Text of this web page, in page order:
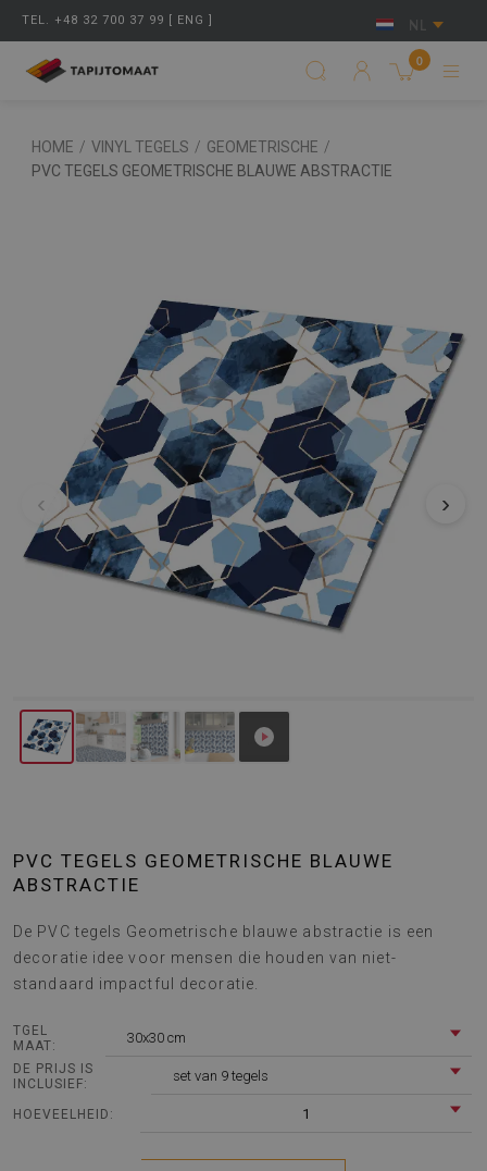
TEL. +48 32 700 37 99 [ ENG ] NL
0
HOME / VINYL TEGELS / GEOMETRISCHE /
PVC TEGELS GEOMETRISCHE BLAUWE ABSTRACTIE
‹ ›
PVC TEGELS GEOMETRISCHE BLAUWE
ABSTRACTIE
De PVC tegels Geometrische blauwe abstractie is een
decoratie idee voor mensen die houden van niet-
standaard impactful decoratie.
TGEL
MAAT:
30x30 cm
DE PRIJS IS
INCLUSIEF:
set van 9 tegels
HOEVEELHEID: 1